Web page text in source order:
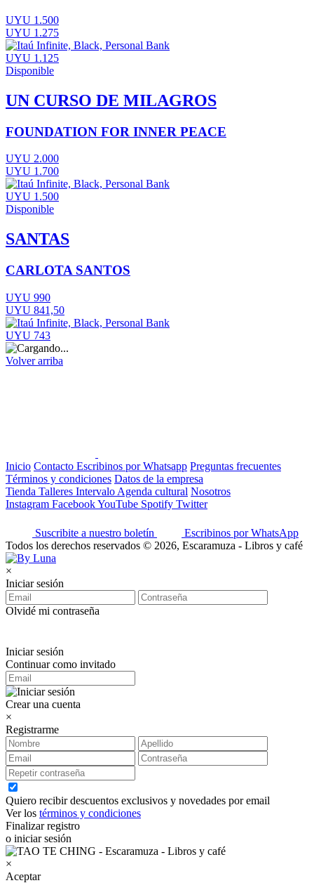
UYU 1.500
UYU 1.275
UYU 1.125
Disponible
UN CURSO DE MILAGROS
FOUNDATION FOR INNER PEACE
UYU 2.000
UYU 1.700
UYU 1.500
Disponible
SANTAS
CARLOTA SANTOS
UYU 990
UYU 841,50
UYU 743
Volver arriba
Inicio Contacto Escribinos por Whatsapp Preguntas frecuentes
Términos y condiciones Datos de la empresa
Tienda Talleres Intervalo Agenda cultural Nosotros
Instagram FacebookYouTube Spotify Twitter
Suscribite a nuestro boletín
Escribinos por WhatsApp
Todos los derechos reservados © 2026, Escaramuza - Libros y café
×
Iniciar sesión
Olvidé mi contraseña
Iniciar sesión
Continuar como invitado
Crear una cuenta
×
Registrarme
Quiero recibir descuentos exclusivos y novedades por email
Ver los términos y condiciones
Finalizar registro
o iniciar sesión
×
Aceptar